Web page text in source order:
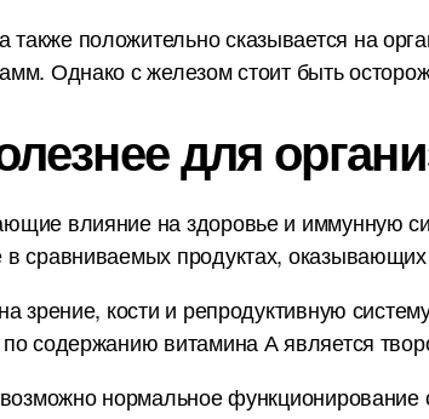
положительно сказывается на
Однако с железом стоит быть
для
влияние на здоровье и иммунную
сравниваемых продуктах,
зрение, кости и репродуктивную
содержанию витамина А является
нормальное